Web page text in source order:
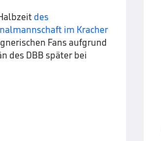
des
im Kracher
Fans aufgrund
des DBB später bei